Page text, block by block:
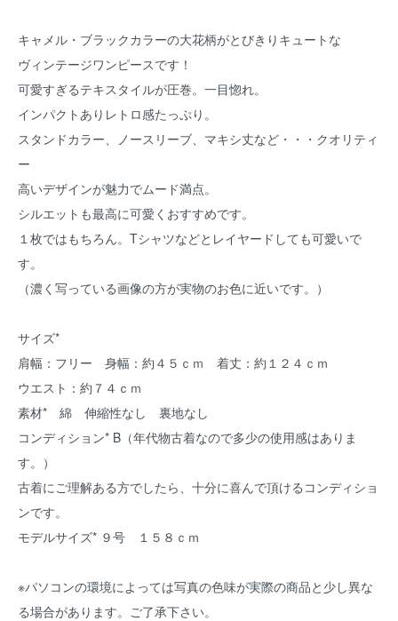
キャメル・ブラックカラーの大花柄がとびきりキュートな
ヴィンテージワンピースです！
可愛すぎるテキスタイルが圧巻。一目惚れ。
インパクトありレトロ感たっぷり。
スタンドカラー、ノースリーブ、マキシ丈など・・・クオリティ
ー
高いデザインが魅力でムード満点。
シルエットも最高に可愛くおすすめです。
１枚ではもちろん。Tシャツなどとレイヤードしても可愛いで
す。
（濃く写っている画像の方が実物のお色に近いです。）
サイズ*
肩幅：フリー 身幅：約４５ｃｍ 着丈：約１２４ｃｍ
ウエスト：約７４ｃｍ
素材* 綿 伸縮性なし 裏地なし
コンディション* B（年代物古着なので多少の使用感はありま
す。）
古着にご理解ある方でしたら、十分に喜んで頂けるコンディショ
ンです。
モデルサイズ* ９号 １５８ｃｍ
※パソコンの環境によっては写真の色味が実際の商品と少し異な
る場合があります。ご了承下さい。